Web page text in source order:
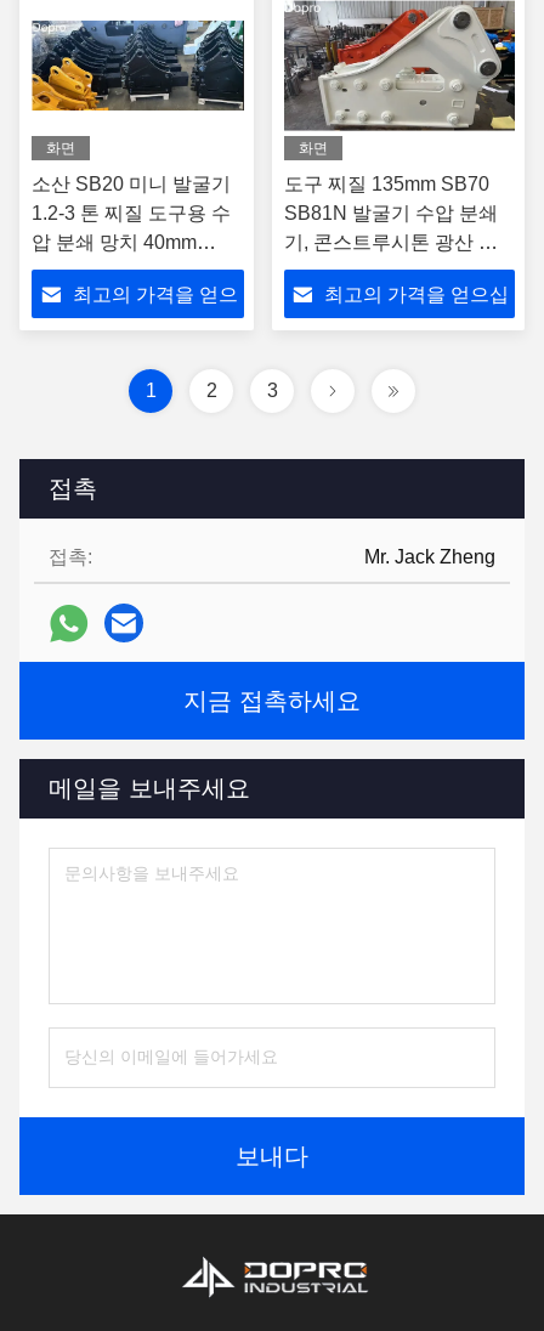
접촉
접촉: Mr. Jack Zheng
지금 접촉하세요
메일을 보내주세요
보내다
화면
소산 SB20 미니 발굴기
1.2-3 톤 찌질 도구용 수
압 분쇄 망치 40mm
45mm
최고의 가격을 얻으
화면
도구 찌질 135mm SB70
SB81N 발굴기 수압 분쇄
기, 콘스트루시톤 광산 광
산 분쇄기
최고의 가격을 얻으십
1 2 3